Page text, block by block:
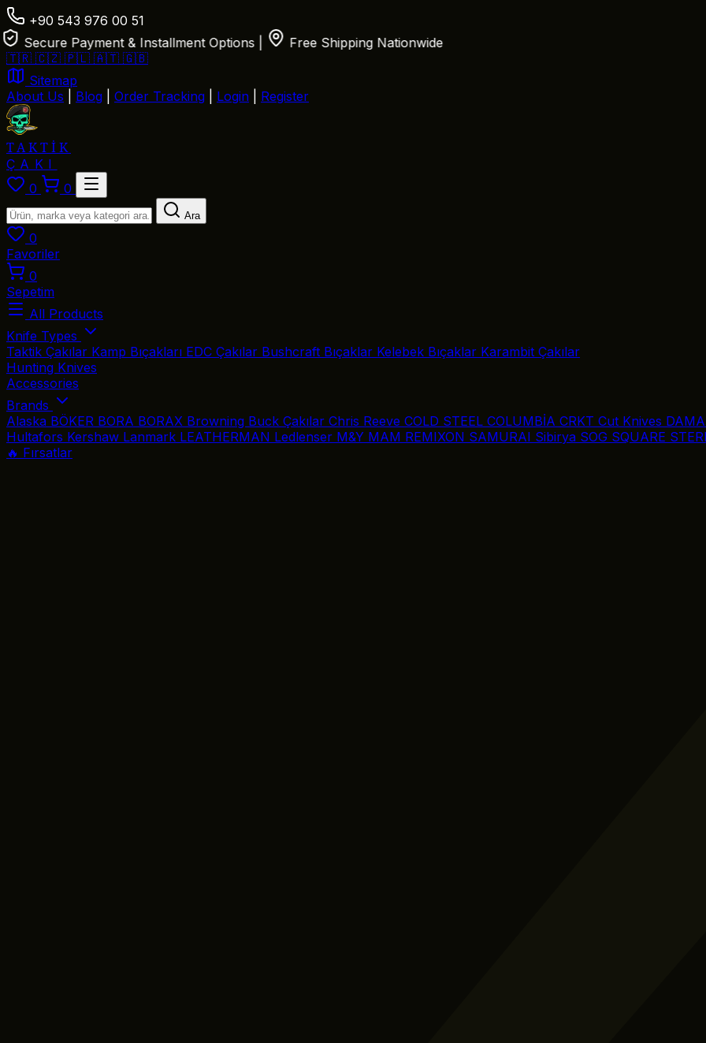
+90 543 976 00 51
Payment & Installment Options |
Free Shipping Nationwide
🇹🇷 🇨🇿 🇵🇱 🇦🇹 🇬🇧
Sitemap
About Us
Blog Order Tracking Login Register
TAKTİK
ÇAKI
0
0
Ara
0
Favoriler
0
Sepetim
All Products
Knife Types
Taktik Çakılar Kamp Bıçakları EDC Çakılar Bushcraft Bıçaklar Kelebek Bıçaklar Karambit Çakılar
Hunting Knives
Accessories
Brands
Alaska BÖKER BORA BORAX Browning Buck Çakılar Chris Reeve COLD STEEL COLUMBİA CRKT Cut Knives
Hultafors Kershaw Lanmark LEATHERMAN Ledlenser M&Y MAM REMIXON SAMURAI Sibirya SOG SQUARE
🔥 Fırsatlar